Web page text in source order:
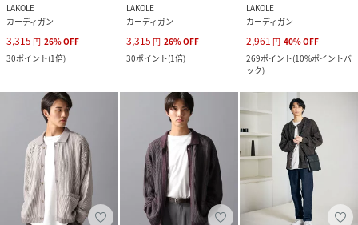
LAKOLE
カーディガン
3,315 円 26%OFF
30ポイント(1倍)
LAKOLE
カーディガン
3,315 円 26%OFF
30ポイント(1倍)
LAKOLE
カーディガン
2,961 円 40%OFF
269ポイント(10%ポイントバ
ック)